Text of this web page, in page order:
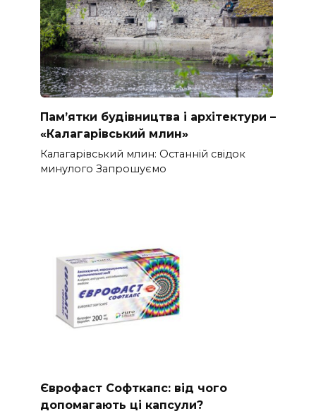
Пам’ятки будівництва і архітектури –
«Калагарівський млин»
Калагарівський млин: Останній свідок
минулого Запрошуємо
Єврофаст Софткапс: від чого
допомагають ці капсули?